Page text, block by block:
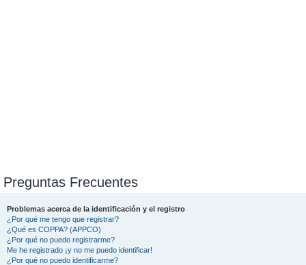
Preguntas Frecuentes
Problemas acerca de la identificación y el registro
¿Por qué me tengo que registrar?
¿Qué es COPPA? (APPCO)
¿Por qué no puedo registrarme?
Me he registrado ¡y no me puedo identificar!
¿Por qué no puedo identificarme?